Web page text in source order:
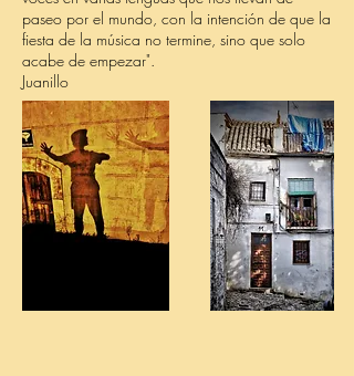
paseo por el mundo, con la intención de que la
fiesta de la música no termine, sino que solo
acabe de empezar".
Juanillo